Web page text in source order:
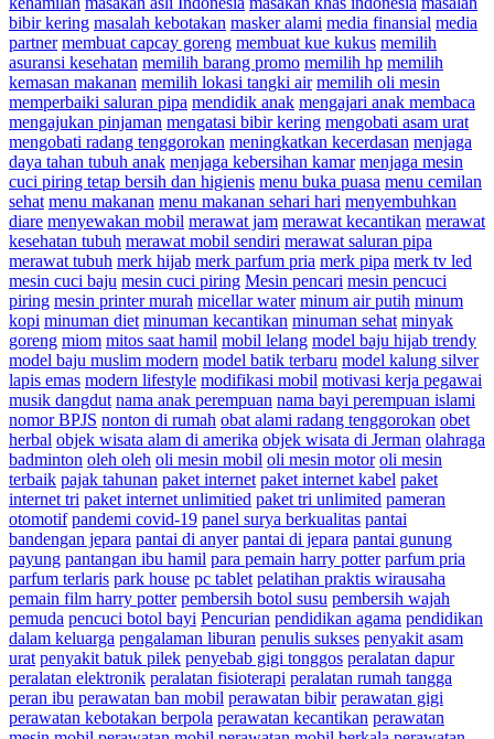
bibir kering masalah kebotakan masker alami media finansial media
partner membuat capcay goreng membuat kue kukus memilih
asuransi kesehatan memilih barang promo memilih hp memilih
kemasan makanan memilih lokasi tangki air memilih oli mesin
memperbaiki saluran pipa mendidik anak mengajari anak membaca
mengajukan pinjaman mengatasi bibir kering mengobati asam urat
mengobati radang tenggorokan meningkatkan kecerdasan menjaga
daya tahan tubuh anak menjaga kebersihan kamar menjaga mesin
cuci piring tetap bersih dan higienis menu buka puasa menu cemilan
sehat menu makanan menu makanan sehari hari menyembuhkan
diare menyewakan mobil merawat jam merawat kecantikan merawat
kesehatan tubuh merawat mobil sendiri merawat saluran pipa
merawat tubuh merk hijab merk parfum pria merk pipa merk tv led
mesin cuci baju mesin cuci piring Mesin pencari mesin pencuci
piring mesin printer murah micellar water minum air putih minum
kopi minuman diet minuman kecantikan minuman sehat minyak
goreng miom mitos saat hamil mobil lelang model baju hijab trendy
model baju muslim modern model batik terbaru model kalung silver
lapis emas modern lifestyle modifikasi mobil motivasi kerja pegawai
musik dangdut nama anak perempuan nama bayi perempuan islami
nomor BPJS nonton di rumah obat alami radang tenggorokan obet
herbal objek wisata alam di amerika objek wisata di Jerman olahraga
badminton oleh oleh oli mesin mobil oli mesin motor oli mesin
terbaik pajak tahunan paket internet paket internet kabel paket
internet tri paket internet unlimitied paket tri unlimited pameran
otomotif pandemi covid-19 panel surya berkualitas pantai
bandengan jepara pantai di anyer pantai di jepara pantai gunung
payung pantangan ibu hamil para pemain harry potter parfum pria
parfum terlaris park house pc tablet pelatihan praktis wirausaha
pemain film harry potter pembersih botol susu pembersih wajah
pemuda pencuci botol bayi Pencurian pendidikan agama pendidikan
dalam keluarga pengalaman liburan penulis sukses penyakit asam
urat penyakit batuk pilek penyebab gigi tonggos peralatan dapur
peralatan elektronik peralatan fisioterapi peralatan rumah tangga
peran ibu perawatan ban mobil perawatan bibir perawatan gigi
perawatan kebotakan berpola perawatan kecantikan perawatan